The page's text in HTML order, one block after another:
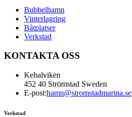
Bubbelhamn
Vinterlagring
Båtplatser
Verkstad
KONTAKTA OSS
Kebalviken
452 40 Strömstad Sweden
E-post:hamn@stromstadmarina.se
Verkstad